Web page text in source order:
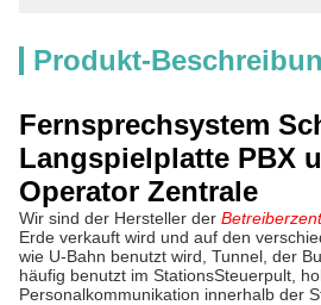
Produkt-
Fernsprechsystem
Langspielplatte PBX
Operator Zentrale
Wir sind der Hersteller der
Erde verkauft wird und auf den
wie U-Bahn benutzt wird, Tunnel, der
häufig benutzt im StationsSteuerpult,
Personalkommunikation innerhalb der